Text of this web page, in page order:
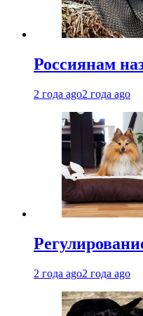
Россиянам
2 года ago2 года ago
2 года ago2 года ago